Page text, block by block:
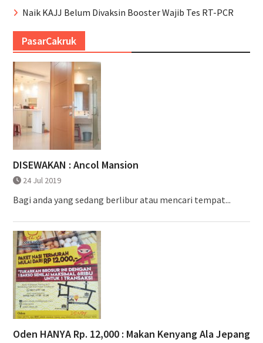
Naik KAJJ Belum Divaksin Booster Wajib Tes RT-PCR
PasarCakruk
DISEWAKAN : Ancol Mansion
24 Jul 2019
Bagi anda yang sedang berlibur atau mencari tempat...
Oden HANYA Rp. 12,000 : Makan Kenyang Ala Jepang